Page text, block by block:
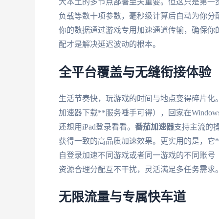
大本土的多节点部署至关重要。但这只是第
负载等数十项参数，毫秒级计算后自动为你
你的数据通过游戏专用加速通道传输，确保
配才是解决延迟波动的根本。
全平台覆盖与无缝衔接体验
生活节奏快，玩游戏的时间与地点变得碎片
加速器下载**服务唾手可得），回家在
还想用iPad登录看看。 番茄加速器支持主流的
获得一致的高品质加速效果。更实用的是，
自登录加速不同游戏或者同一游戏的不同账
资源合理分配互不干扰，灵活满足多任务需求
无限流量与专属快车道